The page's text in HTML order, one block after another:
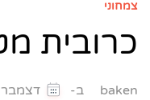
צמחוני
כרובית
baken ב- דצמבר 5, 2023